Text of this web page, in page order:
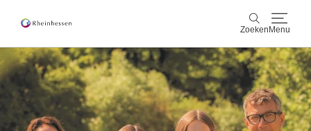
Zoeken Menu
Zoeken
wijn & gastronomie
actief & natuur